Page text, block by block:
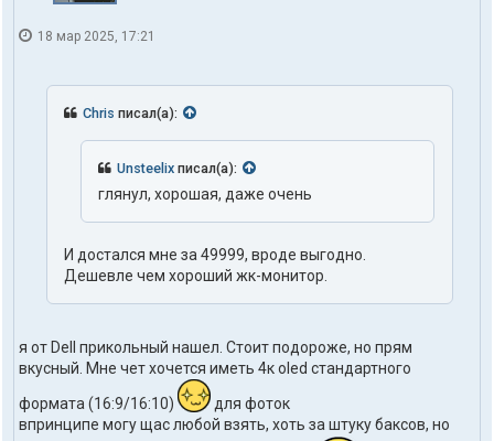
18 мар 2025, 17:21
Chris писал(а):
Unsteelix писал(а):
глянул, хорошая, даже очень
И достался мне за 49999, вроде выгодно.
Дешевле чем хороший жк-монитор.
я от Dell прикольный нашел. Стоит подороже, но прям
вкусный. Мне чет хочется иметь 4к oled стандартного
формата (16:9/16:10)
для фоток
впринципе могу щас любой взять, хоть за штуку баксов, но